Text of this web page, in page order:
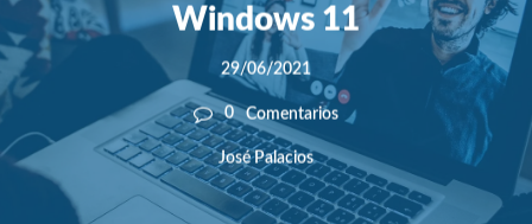
Windows 11
29/06/2021
0 Comentarios
José Palacios